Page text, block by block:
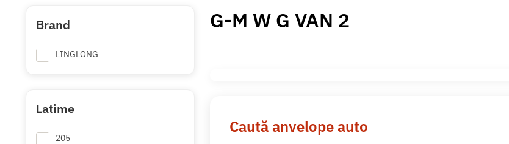
G-M W G VAN 2
Caută anvelope auto
Brand
LINGLONG
Latime
205